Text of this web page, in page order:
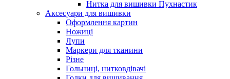
Нитка для вишивки Пухнастик
Аксесуари для вишивки
Оформлення картин
Ножиці
Лупи
Маркери для тканини
Різне
Гольниці, нитковдівачі